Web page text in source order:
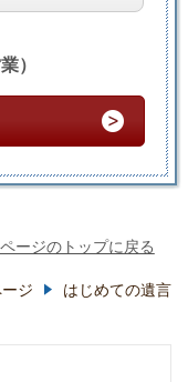
）
ージのトップに戻る
ージ はじめての遺言